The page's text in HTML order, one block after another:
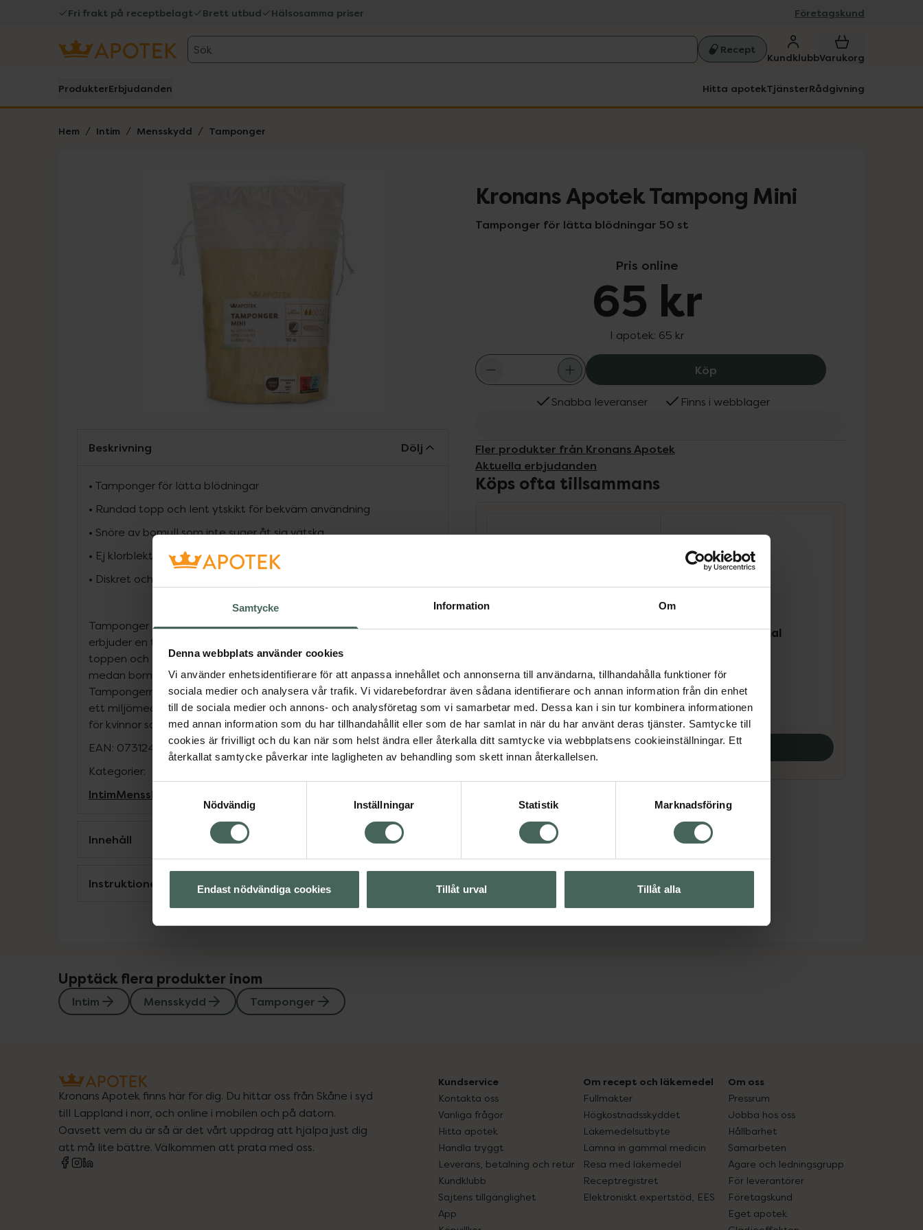
Samtycke Information Om
Denna webbplats använder cookies
Vi använder enhetsidentifierare för att anpassa innehållet och annonserna till användarna, tillhandahålla funktioner för
sociala medier och analysera vår trafik. Vi vidarebefordrar även sådana identifierare och annan information från din enhet
till de sociala medier och annons- och analysföretag som vi samarbetar med. Dessa kan i sin tur kombinera informationen
med annan information som du har tillhandahållit eller som de har samlat in när du har använt deras tjänster. Samtycke till
cookies är frivilligt och du kan när som helst ändra eller återkalla ditt samtycke via webbplatsens cookieinställningar. Ett
återkallat samtycke påverkar inte lagligheten av behandling som skett innan återkallelsen.
Samtyckesval
Nödvändig
Inställningar Statistik Marknadsföring
Endast nödvändiga cookies Tillåt urval Tillåt alla
Fri frakt på receptbelagt Brett utbud Hälsosamma priser Företagskund
Sök Recept
KundklubbVarukorg
ProdukterErbjudanden Hitta apotekTjänsterRådgivning
Hem Intim Mensskydd Tamponger
Kronans Apotek Tampong Mini
Tamponger för lätta blödningar 50 st
Pris online
65 kr
I apotek: 65 kr
Köp Kronans Apotek Tampong Mini, 65
Snabba leveranser Finns i webblager
Fler produkter från Kronans Apotek
Aktuella erbjudanden
Köps ofta tillsammans
Pris online
65 kr
Tamponger Normal
Pris online
109 kr
Köp båda för:
174 kr Köp båda
Beskrivning Dölj
• Tamponger för lätta blödningar
• Rundad topp och lent ytskikt för bekväm användning
• Snöre av bomull som inte suger åt sig vätska
• Ej klorblekta och Svanenmärkta
• Diskret och hygienisk lösning
Tamponger Mini är särskilt utformade för lätta blödningar och
erbjuder en trygg, bekväm och hygienisk lösning. Den rundade
toppen och det lena ytskiktet gör insättningen enkel och skonsam,
medan bomullssnöret är säkert och absorberar inte vätska.
Tampongerna är ej klorblekta och Svanenmärkta, vilket gör dem till
ett miljömedvetet val utan kompromisser på komforten. Perfekt
för kvinnor som vill ha pålitligt skydd med mjuk och smidig känsla.
EAN: 07312489984218
Kategorier:
IntimMensskydd
Innehåll Visa
Instruktioner
Upptäck flera produkter inom
Intim Mensskydd Tamponger
Kronans Apotek finns här för dig. Du hittar oss från Skåne i syd
till Lappland i norr, och online i mobilen och på datorn.
Oavsett vem du är så är det vårt uppdrag att hjälpa just dig
att må lite bättre. Välkommen att prata med oss.
Kundservice
Kontakta oss
Vanliga frågor
Hitta apotek
Handla tryggt
Leverans, betalning och retur
Kundklubb
Sajtens tillgänglighet
App
Om recept och läkemedel
Fullmakter
Högkostnadsskyddet
Läkemedelsutbyte
Lämna in gammal medicin
Resa med läkemedel
Receptregistret
Elektroniskt expertstöd, EES
Om oss
Pressrum
Jobba hos oss
Hållbarhet
Samarbeten
Ägare och ledningsgrupp
För leverantörer
Företagskund
Eget apotek